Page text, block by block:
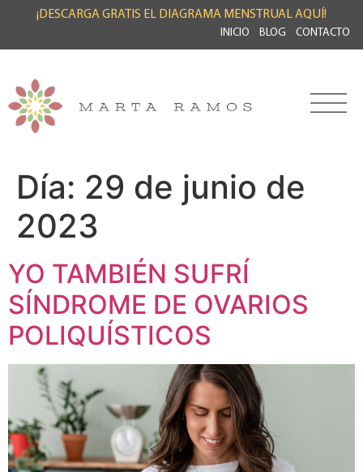
¡DESCARGA GRATIS EL DIAGRAMA MENSTRUAL AQUÍ!
INICIO BLOG CONTACTO
Día: 29 de junio de
2023
YO TAMBIÉN SUFRÍ
SÍNDROME DE OVARIOS
POLIQUÍSTICOS